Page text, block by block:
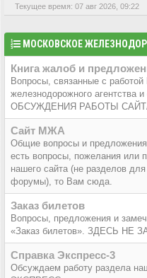
Текущее время: 07 авг 2026, 09:22
МОСКОВСКОЕ
Книга жалоб и
Вопросы, связанные с работой
железнодорожного агентства
ОБСУЖДЕНИЯ РАБОТЫ
Сайт МЖА
Общие вопросы и
есть вопросы, пожелания или
нашего сайта (не разделов
форумы), то Вам сюда.
Заказ билетов
Вопросы, предложения и
«Заказ билетов». ЗДЕСЬ НЕ
Справка Экспресс-3
Обсуждаем работу раздела